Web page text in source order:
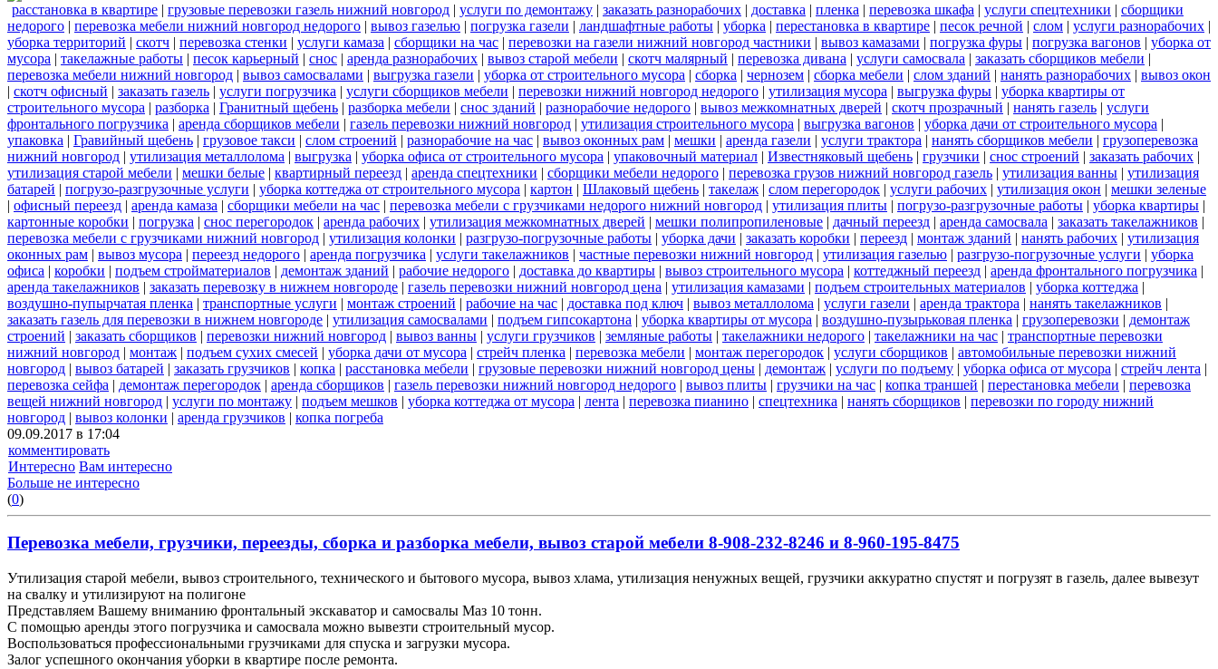
расстановка в квартире | грузовые перевозки газель нижний новгород | услуги по демонтажу | заказать разнорабочих | доставка | пленка | перевозка шкафа | услуги спецтехники | сборщики
недорого | перевозка мебели нижний новгород недорого | вывоз газелью | погрузка газели | ландшафтные работы | уборка | перестановка в квартире | песок речной | слом | услуги разнорабочих |
уборка территорий | скотч | перевозка стенки | услуги камаза | сборщики на час | перевозки на газели нижний новгород частники | вывоз камазами | погрузка фуры | погрузка вагонов | уборка от
мусора | такелажные работы | песок карьерный | снос | аренда разнорабочих | вывоз старой мебели | скотч малярный | перевозка дивана | услуги самосвала | заказать сборщиков мебели |
перевозка мебели нижний новгород | вывоз самосвалами | выгрузка газели | уборка от строительного мусора | сборка | чернозем | сборка мебели | слом зданий | нанять разнорабочих | вывоз окон
| скотч офисный | заказать газель | услуги погрузчика | услуги сборщиков мебели | перевозки нижний новгород недорого | утилизация мусора | выгрузка фуры | уборка квартиры от
строительного мусора | разборка | Гранитный щебень | разборка мебели | снос зданий | разнорабочие недорого | вывоз межкомнатных дверей | скотч прозрачный | нанять газель | услуги
фронтального погрузчика | аренда сборщиков мебели | газель перевозки нижний новгород | утилизация строительного мусора | выгрузка вагонов | уборка дачи от строительного мусора |
упаковка | Гравийный щебень | грузовое такси | слом строений | разнорабочие на час | вывоз оконных рам | мешки | аренда газели | услуги трактора | нанять сборщиков мебели | грузоперевозка
нижний новгород | утилизация металлолома | выгрузка | уборка офиса от строительного мусора | упаковочный материал | Известняковый щебень | грузчики | снос строений | заказать рабочих |
утилизация старой мебели | мешки белые | квартирный переезд | аренда спецтехники | сборщики мебели недорого | перевозка грузов нижний новгород газель | утилизация ванны | утилизация
батарей | погрузо-разгрузочные услуги | уборка коттеджа от строительного мусора | картон | Шлаковый щебень | такелаж | слом перегородок | услуги рабочих | утилизация окон | мешки зеленые
| офисный переезд | аренда камаза | сборщики мебели на час | перевозка мебели с грузчиками недорого нижний новгород | утилизация плиты | погрузо-разгрузочные работы | уборка квартиры |
картонные коробки | погрузка | снос перегородок | аренда рабочих | утилизация межкомнатных дверей | мешки полипропиленовые | дачный переезд | аренда самосвала | заказать такелажников |
перевозка мебели с грузчиками нижний новгород | утилизация колонки | разгрузо-погрузочные работы | уборка дачи | заказать коробки | переезд | монтаж зданий | нанять рабочих | утилизация
оконных рам | вывоз мусора | переезд недорого | аренда погрузчика | услуги такелажников | частные перевозки нижний новгород | утилизация газелью | разгрузо-погрузочные услуги | уборка
офиса | коробки | подъем стройматериалов | демонтаж зданий | рабочие недорого | доставка до квартиры | вывоз строительного мусора | коттеджный переезд | аренда фронтального погрузчика |
аренда такелажников | заказать перевозку в нижнем новгороде | газель перевозки нижний новгород цена | утилизация камазами | подъем строительных материалов | уборка коттеджа |
воздушно-пупырчатая пленка | транспортные услуги | монтаж строений | рабочие на час | доставка под ключ | вывоз металлолома | услуги газели | аренда трактора | нанять такелажников |
заказать газель для перевозки в нижнем новгороде | утилизация самосвалами | подъем гипсокартона | уборка квартиры от мусора | воздушно-пузырьковая пленка | грузоперевозки | демонтаж
строений | заказать сборщиков | перевозки нижний новгород | вывоз ванны | услуги грузчиков | земляные работы | такелажники недорого | такелажники на час | транспортные перевозки
нижний новгород | монтаж | подъем сухих смесей | уборка дачи от мусора | стрейч пленка | перевозка мебели | монтаж перегородок | услуги сборщиков | автомобильные перевозки нижний
новгород | вывоз батарей | заказать грузчиков | копка | расстановка мебели | грузовые перевозки нижний новгород цены | демонтаж | услуги по подъему | уборка офиса от мусора | стрейч лента |
перевозка сейфа | демонтаж перегородок | аренда сборщиков | газель перевозки нижний новгород недорого | вывоз плиты | грузчики на час | копка траншей | перестановка мебели | перевозка
вещей нижний новгород | услуги по монтажу | подъем мешков | уборка коттеджа от мусора | лента | перевозка пианино | спецтехника | нанять сборщиков | перевозки по городу нижний
новгород | вывоз колонки | аренда грузчиков | копка погреба
09.09.2017 в 17:04
комментировать
Интересно Вам интересно
Больше не интересно
(0)
Перевозка мебели, грузчики, переезды, сборка и разборка мебели, вывоз старой мебели 8-908-232-8246 и 8-960-195-8475
Утилизация старой мебели, вывоз строительного, технического и бытового мусора, вывоз хлама, утилизация ненужных вещей, грузчики аккуратно спустят и погрузят в газель, далее вывезут
на свалку и утилизируют на полигоне
Представляем Вашему вниманию фронтальный экскаватор и самосвалы Маз 10 тонн.
С помощью аренды этого погрузчика и самосвала можно вывезти строительный мусор.
Воспользоваться профессиональными грузчиками для спуска и загрузки мусора.
Залог успешного окончания уборки в квартире после ремонта.